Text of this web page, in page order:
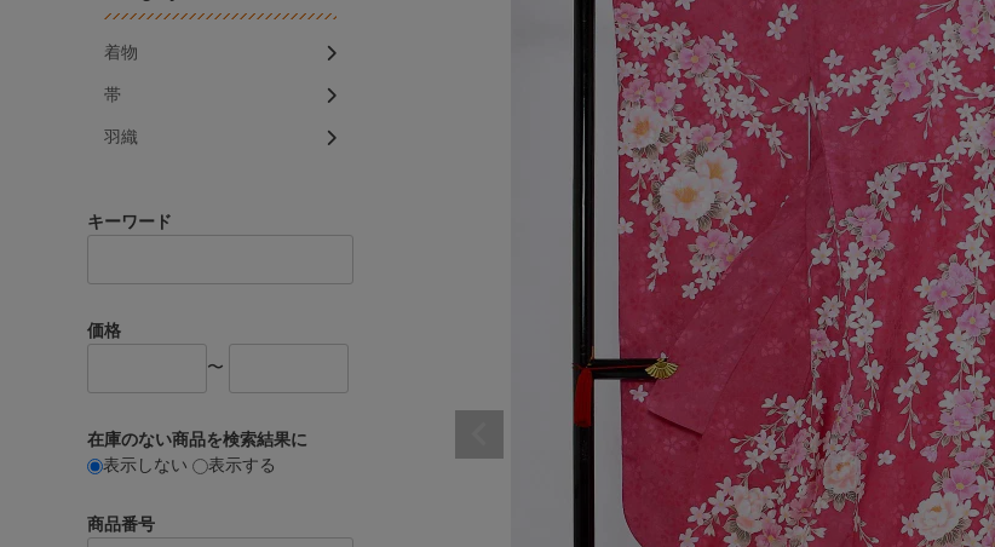
着物
帯
羽織
キーワード
価格
〜
在庫のない商品を検索結果に
表示しない
表示する
商品番号